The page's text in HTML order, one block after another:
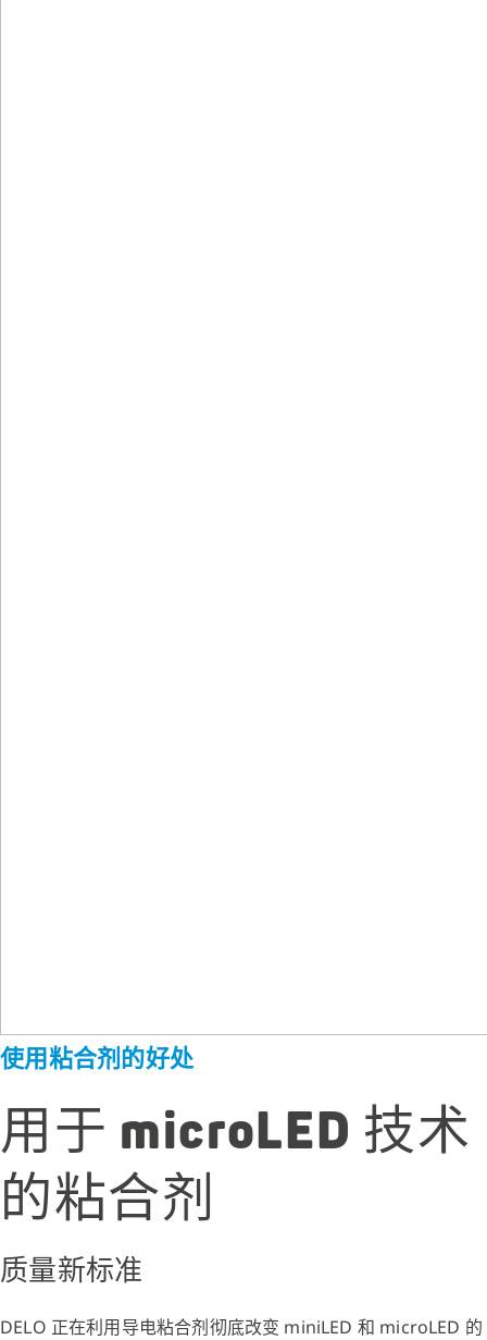
使用粘合剂的好处
用于 microLED 技术
的粘合剂
质量新标准
DELO 正在利用导电粘合剂彻底改变 miniLED 和 microLED 的